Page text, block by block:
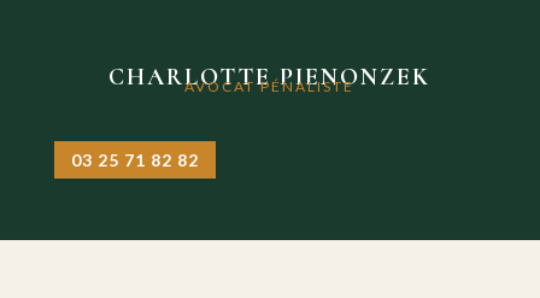
CHARLOTTE PIENONZEK
AVOCAT PÉNALISTE
03 25 71 82 82